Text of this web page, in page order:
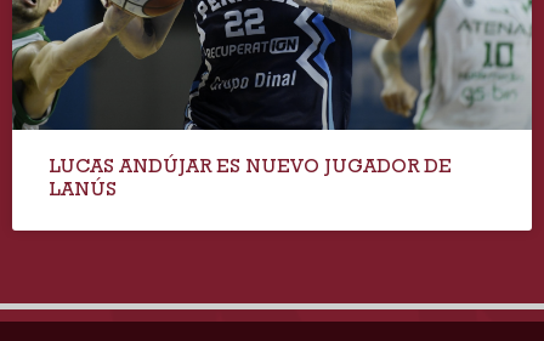
LUCAS ANDÚJAR ES NUEVO JUGADOR DE
LANÚS